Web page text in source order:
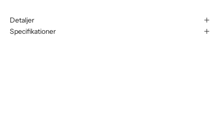
Detaljer
Specifikationer